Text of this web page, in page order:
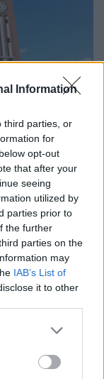
Information
third parties, or
for
opt-out
that after your
seeing
utilized by
parties prior to
the further
parties on the
may
IAB’s List of
it to other
more Google
may click to
party tags to
Dóm
ikonikus